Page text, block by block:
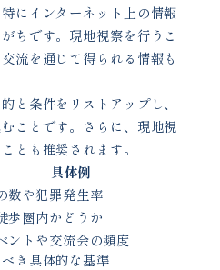
にインターネット上の情報
ちです。現地視察を行うこ
流を通じて得られる情報も
と条件をリストアップし、
ことです。さらに、現地視
とも推奨されます。
具体例
数や犯罪発生率
歩圏内かどうか
ントや交流会の頻度
き具体的な基準